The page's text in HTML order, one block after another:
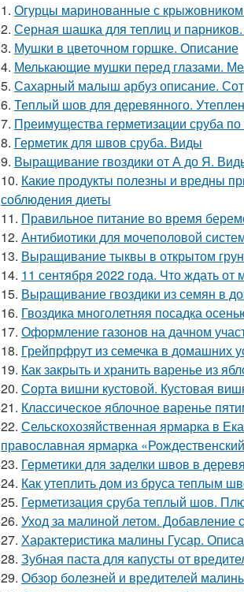
1. Огурцы маринованные с
2. Серная шашка для теплиц и
3. Мушки в цветочном горшке. Описание
4. Мелькающие мушки перед глазами.
5. Сахарный малыш арбуз описание.
6. Теплый шов для деревянного.
7. Преимущества герметизации сруба
8. Герметик для швов сруба. Виды
9. Выращивание гвоздики от А до Я.
10. Какие продукты полезны и вредны
соблюдения диеты
11. Правильное питание во время
12. Антибиотики для мочеполовой
13. Выращивание тыквы в открытом
14. 11 сентября 2022 года. Что ждать
15. Выращивание гвоздики из семян в
16. Гвоздика многолетняя посадка
17. Оформление газонов на дачном
18. Грейпрфрут из семечка в домашних
19. Как закрыть и хранить варенье из
20. Сорта вишни кустовой. Кустовая
21. Классическое яблочное варенье
22. Сельскохозяйственная ярмарка в
православная ярмарка
23. Герметики для заделки швов в
24. Как утеплить дом из бруса теплым
25. Герметизация сруба теплый шов.
26. Уход за малиной летом. Добавление
27. Характеристика малины Гусар.
28. Зубная паста для капусты от
29. Обзор болезней и вредителей